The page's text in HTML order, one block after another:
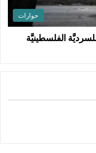
حوارات
الفلسطينيَّة